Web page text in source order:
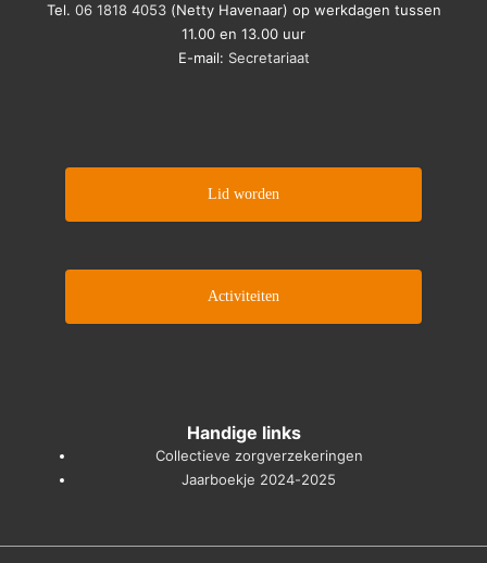
Tel. 06 1818 4053(Netty Havenaar) op werkdagen tussen
11.00 en 13.00 uur
E-mail: Secretariaat
Lid worden
Activiteiten
Handige links
Collectieve zorgverzekeringen
Jaarboekje 2024-2025